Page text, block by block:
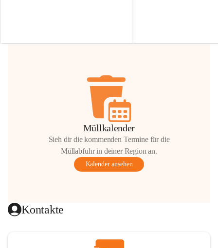
Hilfsbereitschaft!
Müllkalender
Sieh dir die kommenden Termine für die
Müllabfuhr in deiner Region an.
Kalender ansehen
Kontakte